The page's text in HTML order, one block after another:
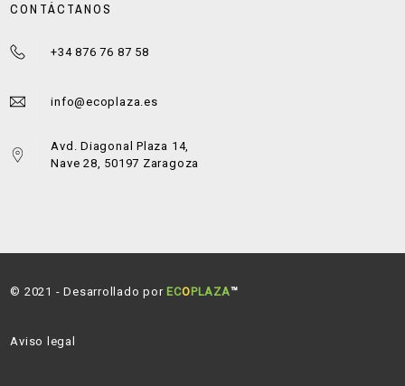
CONTÁCTANOS
+34 876 76 87 58
info@ecoplaza.es
Avd. Diagonal Plaza 14,
Nave 28, 50197 Zaragoza
© 2021 - Desarrollado por ECOPLAZA™
Aviso legal